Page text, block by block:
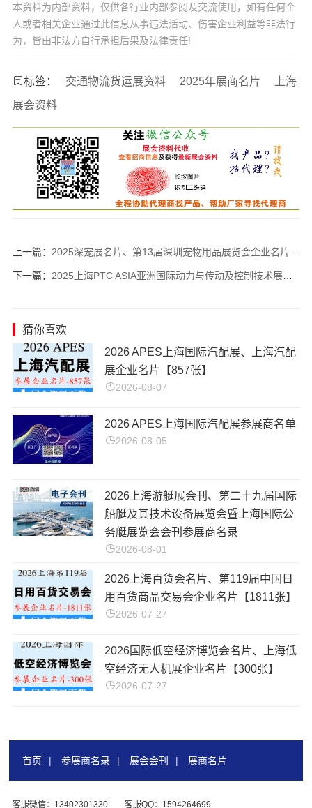
本资料为内部资料，仅供各行业内部参阅及交流使用，如有任何个
人或者相关企业通过此信息从事违法活动、伤害企业利益等非法行
为，皆由非法方自行承担后果及法律责任!
标签： 交通物流货运展资料 2025年展商名片
上海
展会资料
上一篇： 2025深宠展名片、第13届深圳宠物用品展览会企业名片【553张】
下一篇： 2025上海PTC ASIA亚洲国际动力与传动及控制技术展览会企业名片【1531张】流体液压轴承展_汉诺威工业联展
猜你喜欢
2026 APES上海国际汽配展、上海汽配
展企业名片【857张】
2026-08-07
2026 APES上海国际汽配展参展商名单
2026-08-05
2026上海游艇展会刊、第二十九届国际
船艇及其技术设备展览会暨上海国际公
务艇展览会会刊参展商名录
2026-08-01
2026上海百货会名片、第119届中国日
用百货商品交易会企业名片【1811张】
2026-07-27
2026国际低空经济博览会名片、上海低
空经济无人机展企业名片【300张】
2026-07-27
首页 | 参展商名录 | 展会会刊 | 展商名片
客服微信：13402301330 客服QQ：1594264699